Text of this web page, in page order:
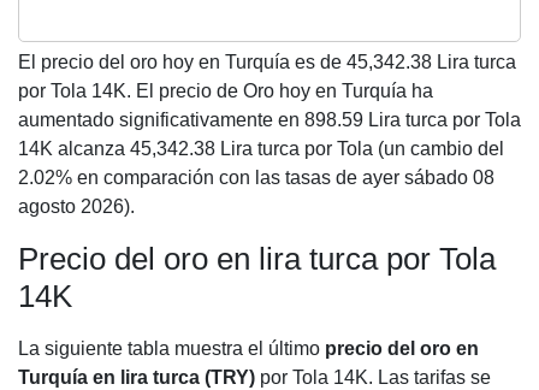
El precio del oro hoy en Turquía es de 45,342.38 Lira turca
por Tola 14K. El precio de Oro hoy en Turquía ha
aumentado significativamente en 898.59 Lira turca por Tola
14K alcanza 45,342.38 Lira turca por Tola (un cambio del
2.02% en comparación con las tasas de ayer sábado 08
agosto 2026).
Precio del oro en lira turca por Tola
14K
La siguiente tabla muestra el último precio del oro en
Turquía en lira turca (TRY) por Tola 14K. Las tarifas se